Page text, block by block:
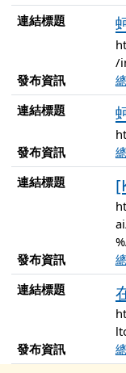
連結標題
/
發布資訊
連結標題
發布資訊
連結標題
發布資訊
連結標題
發布資訊